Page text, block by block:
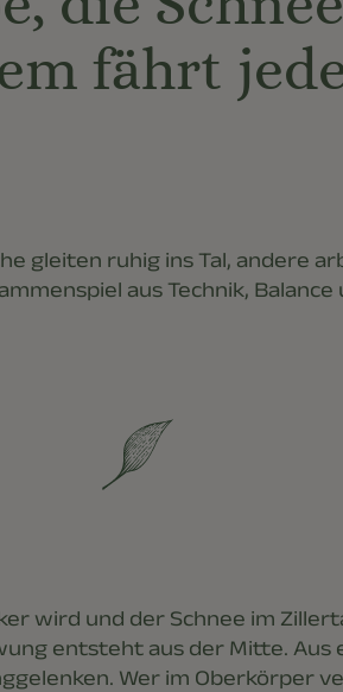
fährt
gleiten ruhig ins Tal, andere
aus Technik,
wird und der Schnee im
entsteht aus der Mitte.
Wer im Oberkörper